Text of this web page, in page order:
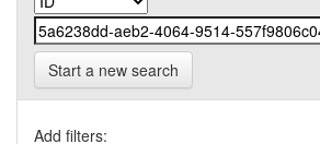
Start a new search
Add filters: